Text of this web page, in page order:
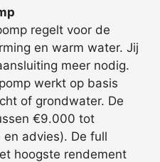
regelt voor de
en warm water. Jij
meer nodig.
werkt op basis
of grondwater. De
€9.000 tot
advies). De full
hoogste rendement